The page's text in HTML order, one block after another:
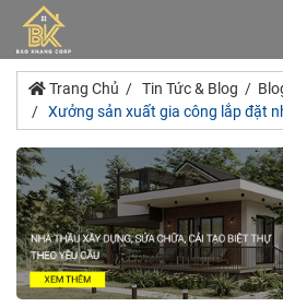
Trang Chủ Tin Tức & Blog
Xưởng sản xuất gia công lắp đặt